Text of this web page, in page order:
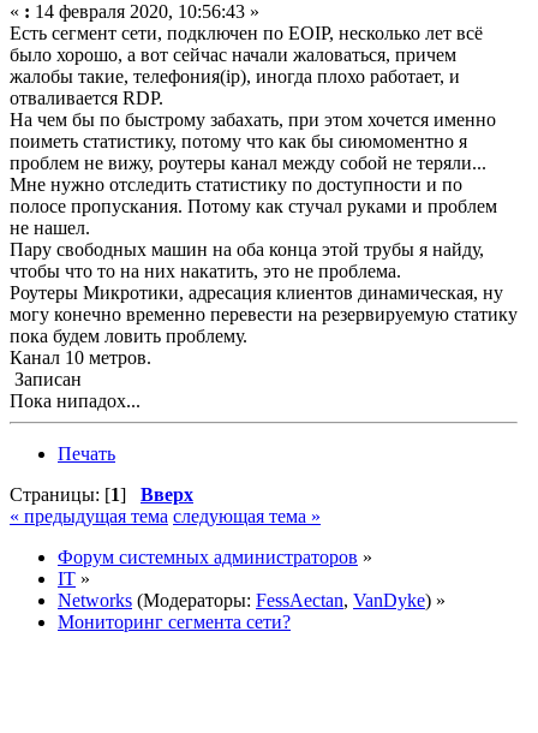
« : 14 февраля 2020, 10:56:43 »
Есть сегмент сети, подключен по EOIP, несколько лет всё
было хорошо, а вот сейчас начали жаловаться, причем
жалобы такие, телефония(ip), иногда плохо работает, и
отваливается RDP.
На чем бы по быстрому забахать, при этом хочется именно
поиметь статистику, потому что как бы сиюмоментно я
проблем не вижу, роутеры канал между собой не теряли...
Мне нужно отследить статистику по доступности и по
полосе пропускания. Потому как стучал руками и проблем
не нашел.
Пару свободных машин на оба конца этой трубы я найду,
чтобы что то на них накатить, это не проблема.
Роутеры Микротики, адресация клиентов динамическая, ну
могу конечно временно перевести на резервируемую статику
пока будем ловить проблему.
Канал 10 метров.
Записан
Пока нипадох...
Печать
Страницы: [1] Вверх
« предыдущая тема следующая тема »
Форум системных администраторов »
IT »
Networks (Модераторы: FessAectan, VanDyke) »
Мониторинг сегмента сети?